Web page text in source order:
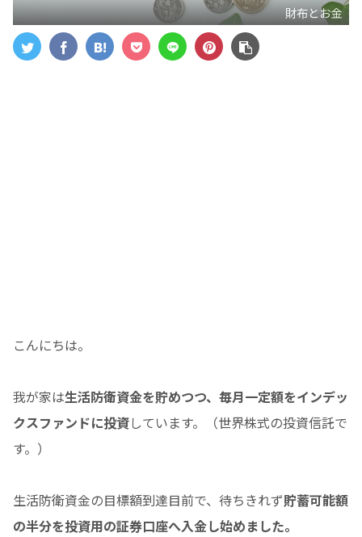
財布とお金
こんにちは。
我が家は生活防衛資金を貯めつつ、毎月一定額をインデッ
クスファンドに投資しています。（世界株式の投資信託で
す。）
生活防衛資金の目標額到達目前で、待ちきれず貯蓄可能額
の半分を投資用の証券口座へ入金し始めました。